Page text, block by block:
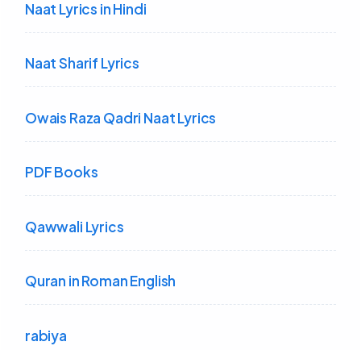
Naat Lyrics in Hindi
Naat Sharif Lyrics
Owais Raza Qadri Naat Lyrics
PDF Books
Qawwali Lyrics
Quran in Roman English
rabiya